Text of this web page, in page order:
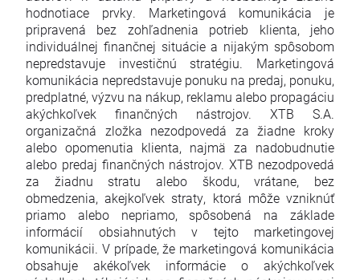
hodnotiace prvky. Marketingová komunikácia je
pripravená bez zohľadnenia potrieb klienta, jeho
individuálnej finančnej situácie a nijakým spôsobom
nepredstavuje investičnú stratégiu. Marketingová
komunikácia nepredstavuje ponuku na predaj, ponuku,
predplatné, výzvu na nákup, reklamu alebo propagáciu
akýchkoľvek finančných nástrojov. XTB S.A.
organizačná zložka nezodpovedá za žiadne kroky
alebo opomenutia klienta, najmä za nadobudnutie
alebo predaj finančných nástrojov. XTB nezodpovedá
za žiadnu stratu alebo škodu, vrátane, bez
obmedzenia, akejkoľvek straty, ktorá môže vzniknúť
priamo alebo nepriamo, spôsobená na základe
informácií obsiahnutých v tejto marketingovej
komunikácii. V prípade, že marketingová komunikácia
obsahuje akékoľvek informácie o akýchkoľvek